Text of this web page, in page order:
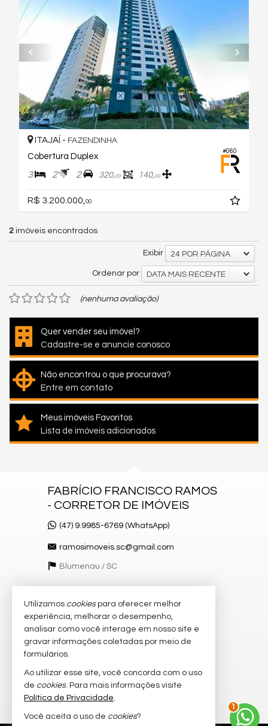
#060
ITAJAÍ - FAZENDINHA
Cobertura Duplex
3 2 2 320,00 140,00
R$ 3.200.000,00
2 imóveis encontrados
Exibir 24 POR PÁGINA
Ordenar por DATA MAIS RECENTE
(nenhuma avaliação)
Quer vender seu imóvel?
Cadastre-se e anuncie conosco
Não encontrou o que procurava?
Entre em contato
Meus imóveis Favoritos
Lista de imóveis adicionados
FABRÍCIO FRANCISCO RAMOS
- CORRETOR DE IMÓVEIS
(47) 9.9985-6769 (WhatsApp)
ramosimoveis.sc@gmail.com
Blumenau / SC
VEJA MAIS
receba nosso newsletter
imóveis favoritos
mapa de imóveis
1
Utilizamos cookiespara oferecer melhor
experiência, melhorar o desempenho,
analisar como você interage em nosso site e
gravar informações coletadas por meio de
formulários.
Ao utilizar esse site, você concorda com o uso
de cookies. Para mais informações visite
Política de Privacidade.
Você aceita o uso de cookies?